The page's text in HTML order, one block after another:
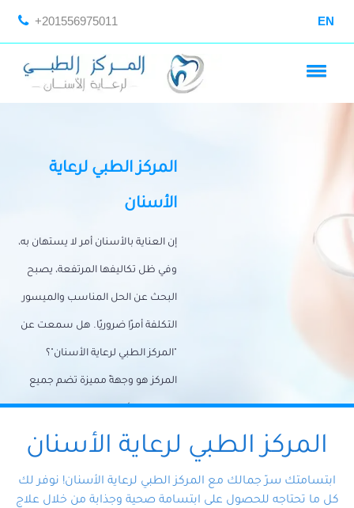
+201556975011 EN
المركز الطبي لرعاية
الأسنان
إن العناية بالأسنان أمر لا يستهان به،
وفي ظل تكاليفها المرتفعة، يصبح
البحث عن الحل المناسب والميسور
التكلفة أمرًا ضروريًا. هل سمعت عن
"المركز الطبي لرعاية الأسنان"؟
المركز هو وجهةً مميزة تضم جميع
احتياجات الأسنان تحت سقف واحد،
وتضمن لك حلاً شاملًا لجميع
المتخصص ذوي الخبرة، ستجد نفسك
المركز الطبي لرعاية الأسنان
ابتسامتك سرّ جمالك مع المركز الطبي لرعاية الأسنان! نوفر لك
كل ما تحتاجه للحصول على ابتسامة صحية وجذابة من خلال علاج